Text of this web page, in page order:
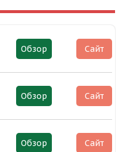
Обзор Сайт
Обзор Сайт
Обзор Сайт